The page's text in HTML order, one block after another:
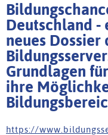
Asylsuchende und ihre
Deutschland -
neues Dossier
Grundlagen
ihre
h t t p s : / / w w w . b i l d u n g s s